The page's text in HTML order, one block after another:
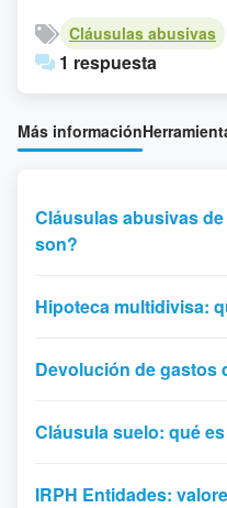
Cláusulas abusivas
1 respuesta
Más información
Cláusulas abusivas
son?
Hipoteca multidivisa:
Devolución de gastos
Cláusula suelo: qué
IRPH Entidades: